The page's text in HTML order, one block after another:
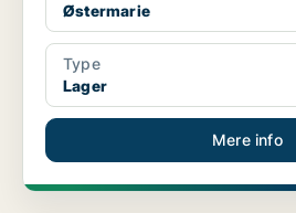
Østermarie
Type
Lager
Mere info